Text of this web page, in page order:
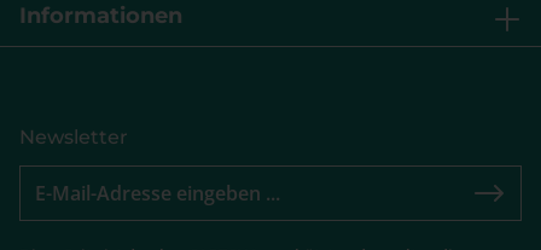
Informationen
Newsletter